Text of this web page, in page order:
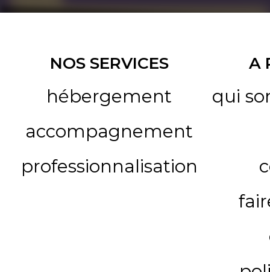
NOS SERVICES
hébergement
accompagnement
professionnalisation
A
qui